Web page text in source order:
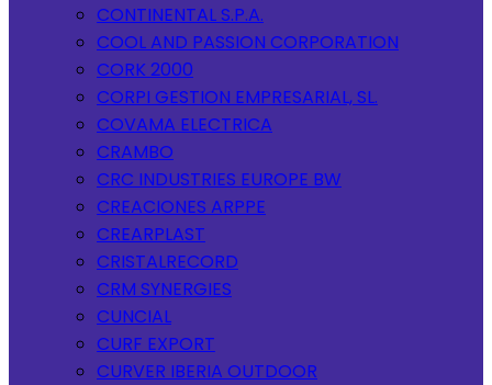
CONTINENTAL S.P.A.
COOL AND PASSION CORPORATION
CORK 2000
CORPI GESTION EMPRESARIAL, SL.
COVAMA ELECTRICA
CRAMBO
CRC INDUSTRIES EUROPE BW
CREACIONES ARPPE
CREARPLAST
CRISTALRECORD
CRM SYNERGIES
CUNCIAL
CURF EXPORT
CURVER IBERIA OUTDOOR